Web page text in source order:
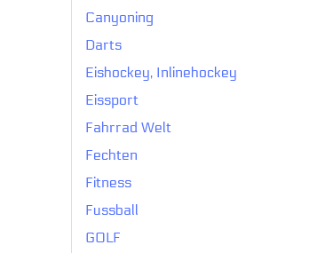
Canyoning
Darts
Eishockey, Inlinehockey
Eissport
Fahrrad Welt
Fechten
Fitness
Fussball
GOLF